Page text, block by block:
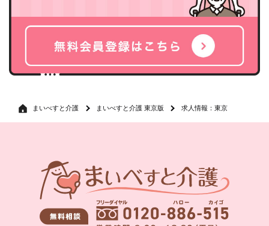
まいべすと介護 まいべすと介護 東京版 求人情報：東京